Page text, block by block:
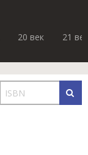
20 век 21 век